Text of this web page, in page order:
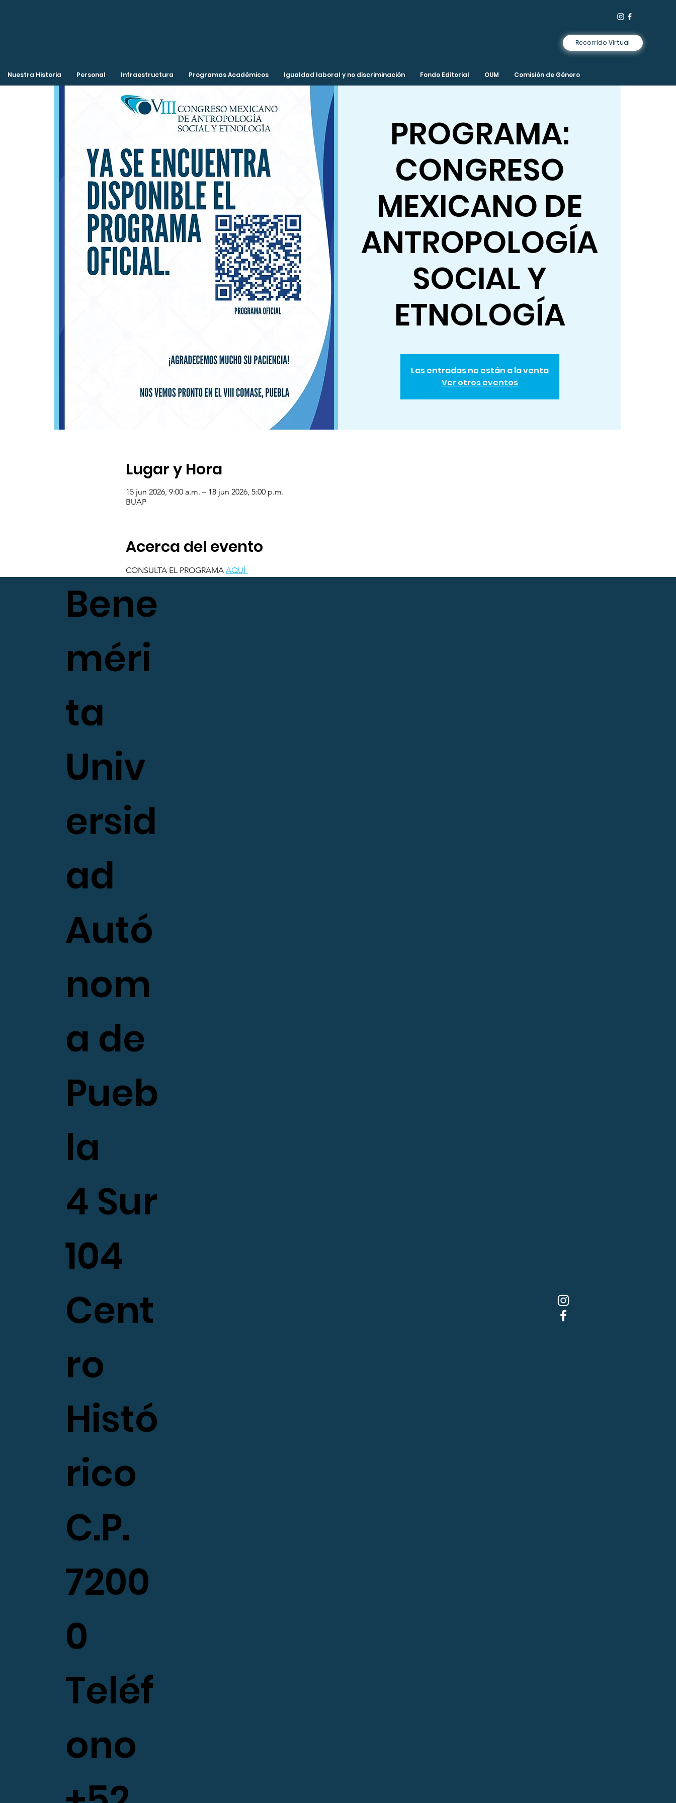
Nuestra Historia Personal Infraestructura Programas Académicos Igualdad laboral y no discriminación Fondo Editorial OUM Comisión de Género
Recorrido Virtual
PROGRAMA:
CONGRESO
MEXICANO DE
ANTROPOLOGÍA
SOCIAL Y
ETNOLOGÍA
Las entradas no están a la venta
Ver otros eventos
Lugar y Hora
15 jun 2026, 9:00 a.m. – 18 jun 2026, 5:00 p.m.
BUAP
Acerca del evento
CONSULTA EL PROGRAMA AQUÍ
Bene
méri
ta
Univ
ersid
ad
Autó
nom
a de
Pueb
la
4 Sur
104
Cent
ro
Histó
rico
C.P.
7200
0
Teléf
ono